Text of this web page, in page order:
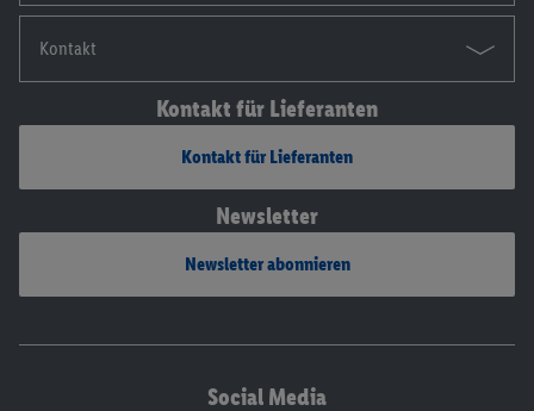
Kontakt
Kontakt für Lieferanten
Kontakt für Lieferanten
Newsletter
Newsletter abonnieren
Social Media